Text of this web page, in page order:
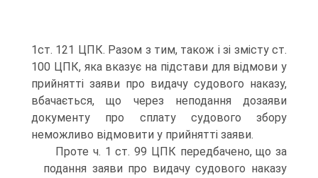
1ст. 121 ЦПК. Разом з тим, також і зі змісту ст.
100 ЦПК, яка вказує на підстави для відмови у
прийнятті заяви про видачу судового наказу,
вбачається, що через неподання дозаяви
документу про сплату судового збору
неможливо відмовити у прийнятті заяви.
Проте ч. 1 ст. 99 ЦПК передбачено, що за
подання заяви про видачу судового наказу